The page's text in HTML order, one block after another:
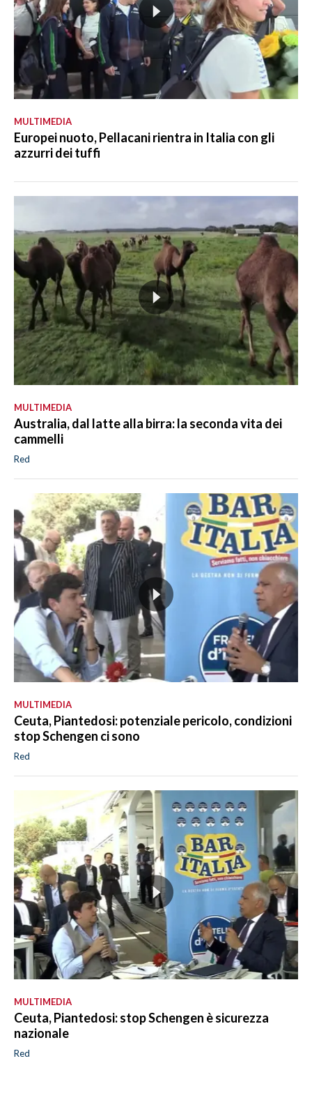
MULTIMEDIA
Europei nuoto, Pellacani rientra in Italia con gli
azzurri dei tuffi
MULTIMEDIA
Australia, dal latte alla birra: la seconda vita dei
cammelli
Red
MULTIMEDIA
Ceuta, Piantedosi: potenziale pericolo, condizioni
stop Schengen ci sono
Red
MULTIMEDIA
Ceuta, Piantedosi: stop Schengen è sicurezza
nazionale
Red